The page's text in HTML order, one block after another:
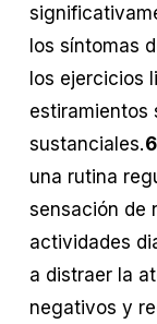
los síntomas
los ejercicios
estiramientos
sustanciales.
una rutina
sensación de
actividades
a distraer la
negativos y